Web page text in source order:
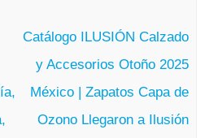
Catálogo ILUSIÓN Calzado
y Accesorios Otoño 2025
México | Zapatos Capa de
Ozono Llegaron a Ilusión